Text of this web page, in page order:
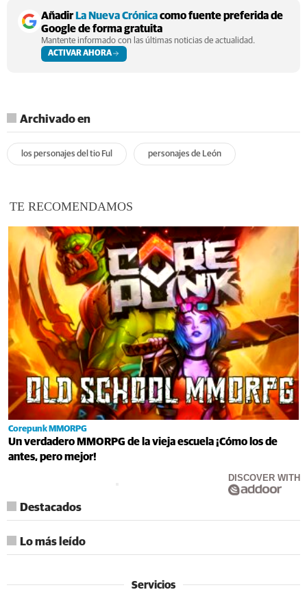
AñadirLa Nueva Crónicacomo fuente preferida de
Google de forma gratuita
Mantente informado con las últimas noticias de actualidad.
ACTIVAR AHORA
Archivado en
los personajes del tio Ful personajes de León
TE RECOMENDAMOS
Corepunk MMORPG
Un verdadero MMORPG de la vieja escuela ¡Cómo los de
antes, pero mejor!
DISCOVER WITH
Destacados
Lo más leído
Servicios